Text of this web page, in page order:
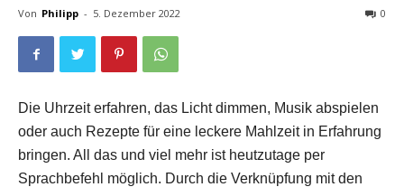
Von Philipp - 5. Dezember 2022 0
Die Uhrzeit erfahren, das Licht dimmen, Musik abspielen
oder auch Rezepte für eine leckere Mahlzeit in Erfahrung
bringen. All das und viel mehr ist heutzutage per
Sprachbefehl möglich. Durch die Verknüpfung mit den